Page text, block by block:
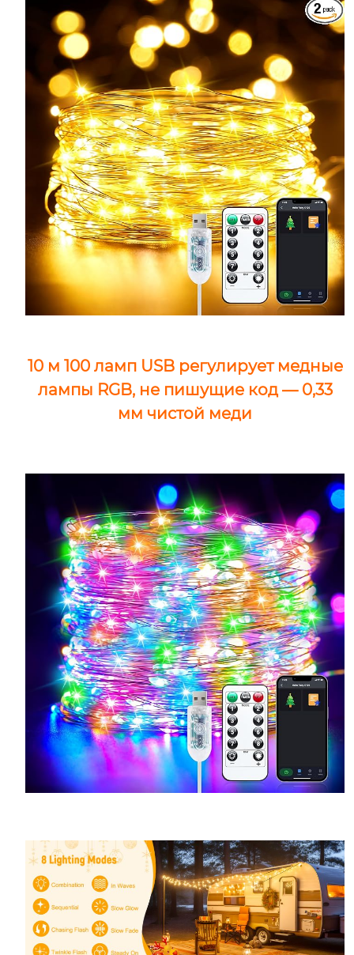
10 м 100 ламп USB регулирует медные
лампы RGB, не пишущие код — 0,33
мм чистой меди